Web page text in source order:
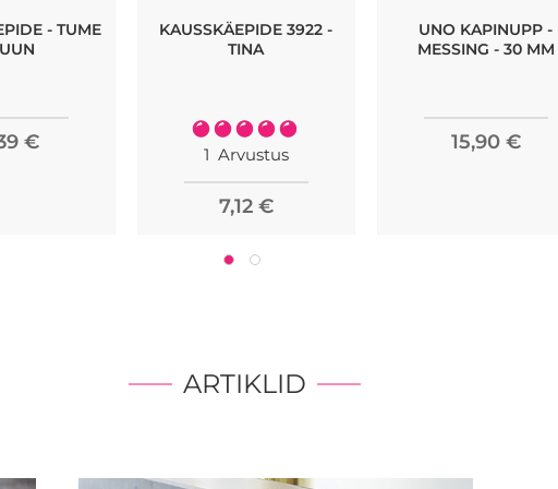
- TUME
€
KAUSSKÄEPIDE 3922 -
TINA
Rating:
100%
1 Arvustus
7,12 €
UNO KAPINUPP -
MESSING - 30 MM
15,90 €
ARTIKLID